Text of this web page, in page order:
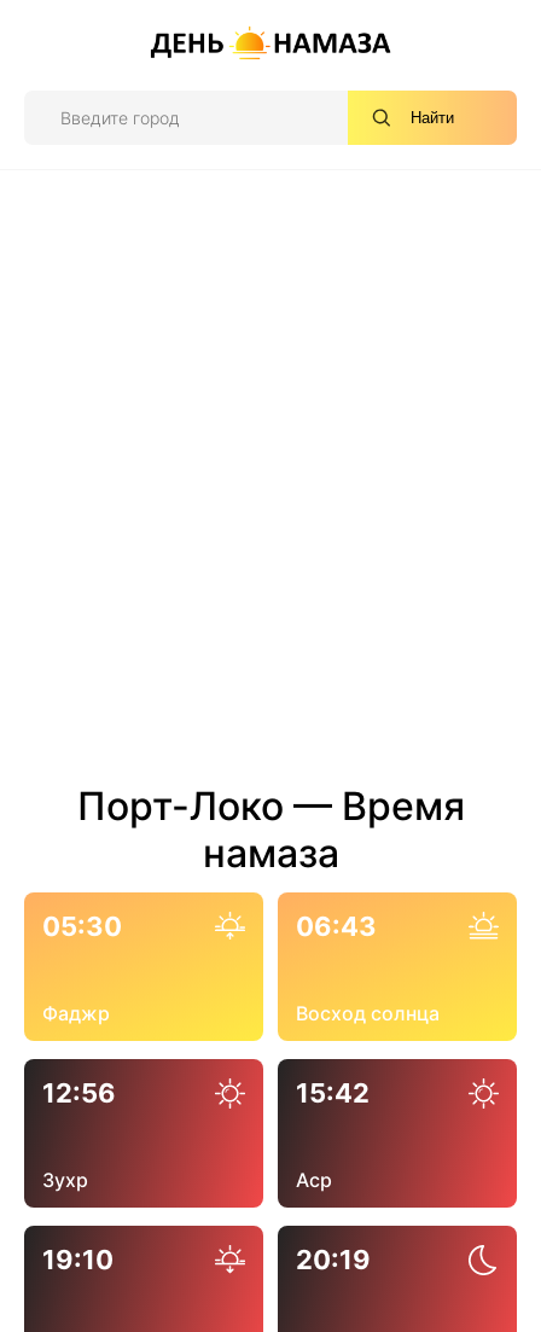
Найти
Порт-Локо — Время
намаза
05:30
Фаджр
06:43
Восход солнца
12:56
Зухр
15:42
Аср
19:10 20:19